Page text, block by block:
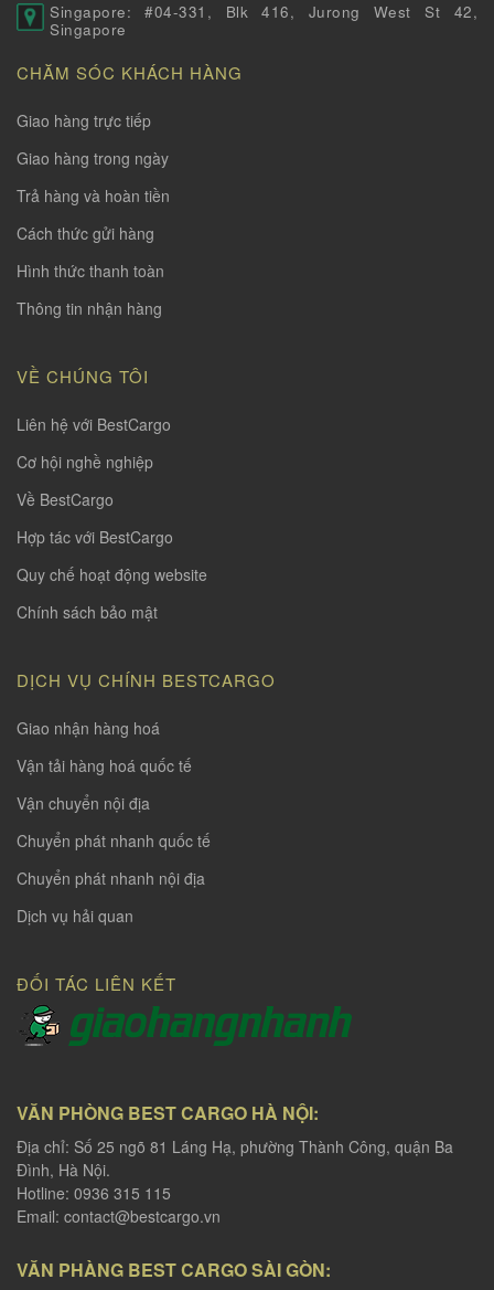
Singapore: #04-331, Blk 416, Jurong West St 42,
Singapore
CHĂM SÓC KHÁCH HÀNG
Giao hàng trực tiếp
Giao hàng trong ngày
Trả hàng và hoàn tiền
Cách thức gửi hàng
Hình thức thanh toàn
Thông tin nhận hàng
VỀ CHÚNG TÔI
Liên hệ với BestCargo
Cơ hội nghề nghiệp
Về BestCargo
Hợp tác với BestCargo
Quy chế hoạt động website
Chính sách bảo mật
DỊCH VỤ CHÍNH BESTCARGO
Giao nhận hàng hoá
Vận tải hàng hoá quốc tế
Vận chuyển nội địa
Chuyển phát nhanh quốc tế
Chuyển phát nhanh nội địa
Dịch vụ hải quan
ĐỐI TÁC LIÊN KẾT
VĂN PHÒNG BEST CARGO HÀ NỘI:
Địa chỉ: Số 25 ngõ 81 Láng Hạ, phường Thành Công, quận Ba
Đình, Hà Nội.
Hotline: 0936 315 115
Email: contact@bestcargo.vn
VĂN PHÀNG BEST CARGO SÀI GÒN: